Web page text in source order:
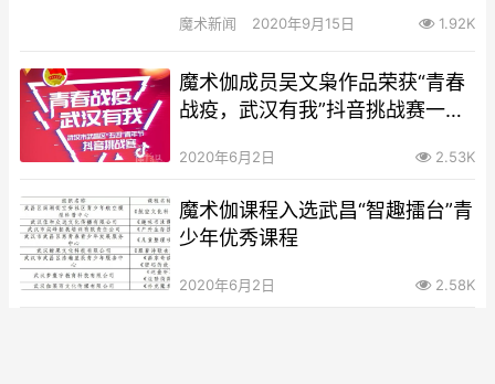
魔术新闻 2020年9月15日 1.92K
魔术伽成员吴文枭作品荣获“青春
战疫，武汉有我”抖音挑战赛一等
2020年6月2日 2.53K
魔术伽课程入选武昌“智趣擂台”青
少年优秀课程
2020年6月2日 2.58K